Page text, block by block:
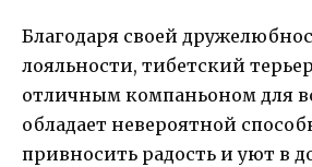
Благодаря своей
лояльности, тибетский
отличным компаньоном для
обладает невероятной
привносить радость и уют в